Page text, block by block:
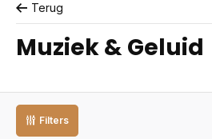
Terug
Muziek & Geluid
Filters